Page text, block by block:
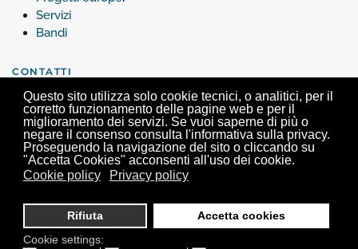
Questo sito utilizza solo cookie tecnici, o analitici, per il
corretto funzionamento delle pagine web e per il
miglioramento dei servizi. Se vuoi saperne di più o
negare il consenso consulta l'informativa sulla privacy.
Proseguendo la navigazione del sito o cliccando su
"Accetta Cookies" acconsenti all'uso dei cookie.
Cookie policy
Privacy policy
Rifiuta
Accetta cookies
Cookie settings:
Servizi
Bandi
CONTATTI
Contattaci
Corep, Via Verdi 25 - 10124 Torino - Tel. +39 011 63.99.200 -